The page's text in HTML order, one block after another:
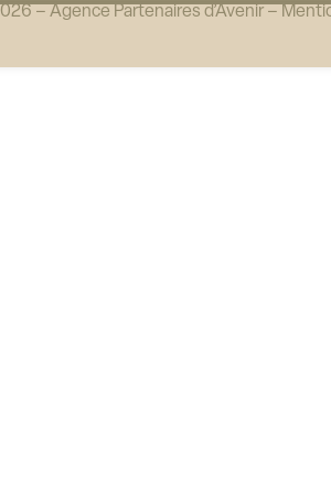
– Agence Partenaires d’Avenir –